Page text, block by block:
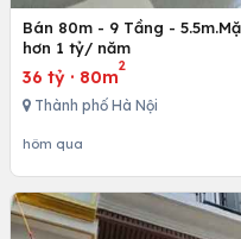
Bán 80m - 9 Tầng -
hơn 1 tỷ/ năm
36 tỷ · 80m
2
Thành phố Hà Nội
hôm qua